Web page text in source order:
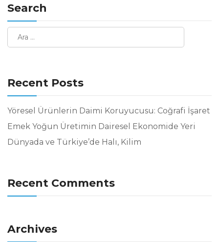
Search
Recent Posts
Yöresel Ürünlerin Daimi Koruyucusu: Coğrafi İşaret
Emek Yoğun Üretimin Dairesel Ekonomide Yeri
Dünyada ve Türkiye’de Halı, Kilim
Recent Comments
Archives